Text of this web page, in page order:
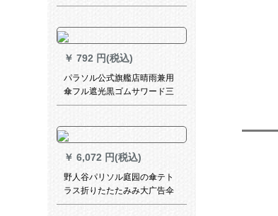
い防风カバーバUV伞アプレッ
前雨カーンテン
￥ 792 円(税込)
パラソル公式旗艦店晴雨兼用
傘フル遮光黒ゴムサワード三
つ折り印紙サーンシェンド1米
￥ 6,072 円(税込)
野人谷パリソル庭园の傘テト
ラス折りたたたみみ大广告伞
日伞ロマ伞保安ポストに傘を